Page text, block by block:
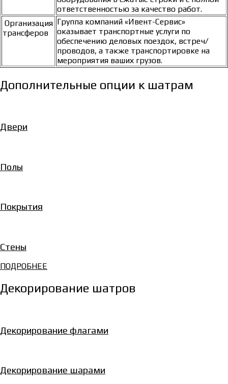
ответственностью за качество работ.
Организация
трансферов
Группа компаний «Ивент-Сервис»
оказывает транспортные услуги по
обеспечению деловых поездок, встреч/
проводов, а также транспортировке на
мероприятия ваших грузов.
Дополнительные опции к шатрам
Двери
Полы
Покрытия
Стены
ПОДРОБНЕЕ
Декорирование шатров
Декорирование флагами
Декорирование шарами